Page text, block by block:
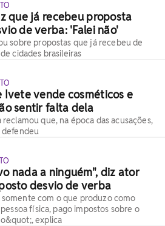
que já recebeu proposta
de verba: 'Falei não'
sobre propostas que já recebeu de
cidades brasileiras
Ivete vende cosméticos e
sentir falta dela
reclamou que, na época das acusações,
defendeu
nada a ninguém", diz ator
desvio de verba
com o que produzo como
física, pago impostos sobre o
explica